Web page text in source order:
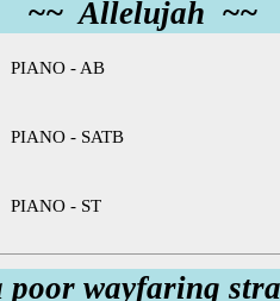
~~ Allelujah ~~
PIANO - AB
PIANO - SATB
PIANO - ST
wayfaring